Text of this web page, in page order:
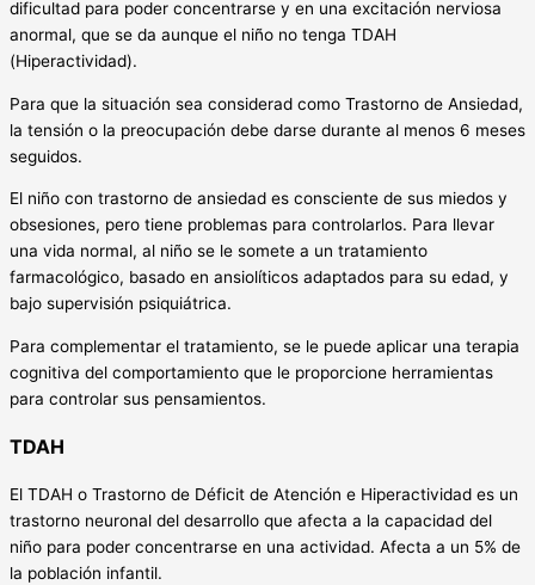
dificultad para poder concentrarse y en una excitación nerviosa
anormal, que se da aunque el niño no tenga TDAH
(Hiperactividad).
Para que la situación sea considerad como Trastorno de Ansiedad,
la tensión o la preocupación debe darse durante al menos 6 meses
seguidos.
El niño con trastorno de ansiedad es consciente de sus miedos y
obsesiones, pero tiene problemas para controlarlos. Para llevar
una vida normal, al niño se le somete a un tratamiento
farmacológico, basado en ansiolíticos adaptados para su edad, y
bajo supervisión psiquiátrica.
Para complementar el tratamiento, se le puede aplicar una terapia
cognitiva del comportamiento que le proporcione herramientas
para controlar sus pensamientos.
TDAH
El TDAH o Trastorno de Déficit de Atención e Hiperactividad es un
trastorno neuronal del desarrollo que afecta a la capacidad del
niño para poder concentrarse en una actividad. Afecta a un 5% de
la población infantil.